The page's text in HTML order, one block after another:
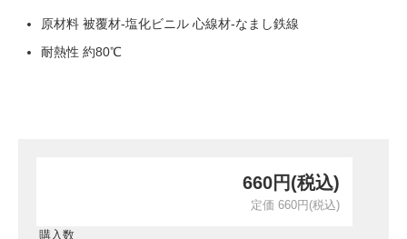
原材料 被覆材-塩化ビニル 心線材-なまし鉄線
耐熱性 約80℃
660円(税込)
定価 660円(税込)
購入数